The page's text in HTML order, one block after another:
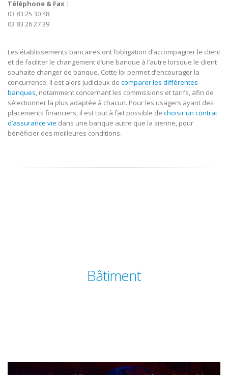
Téléphone & Fax :
03 83 25 30 48
03 83 26 27 39
Les établissements bancaires ont l’obligation d’accompagner le client
et de faciliter le changement d’une banque à l’autre lorsque le client
souhaite changer de banque. Cette loi permet d’encourager la
concurrence. Il est alors judicieux de comparer les différentes
banques, notamment concernant les commissions et tarifs, afin de
sélectionner la plus adaptée à chacun. Pour les usagers ayant des
placements financiers, il est tout à fait possible de choisir un contrat
d’assurance vie dans une banque autre que la sienne, pour
bénéficier des meilleures conditions.
Bâtiment